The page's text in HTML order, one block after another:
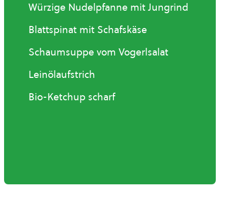
Würzige Nudelpfanne mit Jungrind
Blattspinat mit Schafskäse
Schaumsuppe vom Vogerlsalat
Leinölaufstrich
Bio-Ketchup scharf